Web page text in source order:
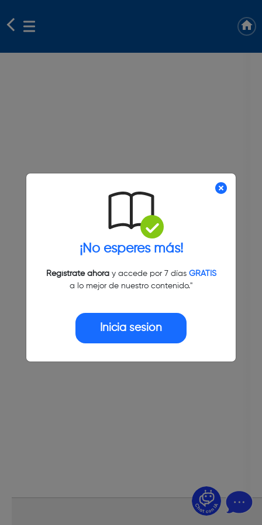
¡No esperes más!
Regístrate ahoray accede por 7 días GRATIS
a lo mejor de nuestro contenido."
Inicia sesión